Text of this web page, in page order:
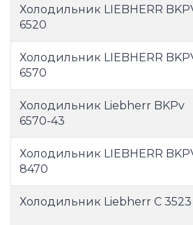
Холодильник LIEBHERR
6520
Холодильник LIEBHERR
6570
Холодильник Liebherr BKPv
6570-43
Холодильник LIEBHERR
8470
Холодильник Liebherr C 3523